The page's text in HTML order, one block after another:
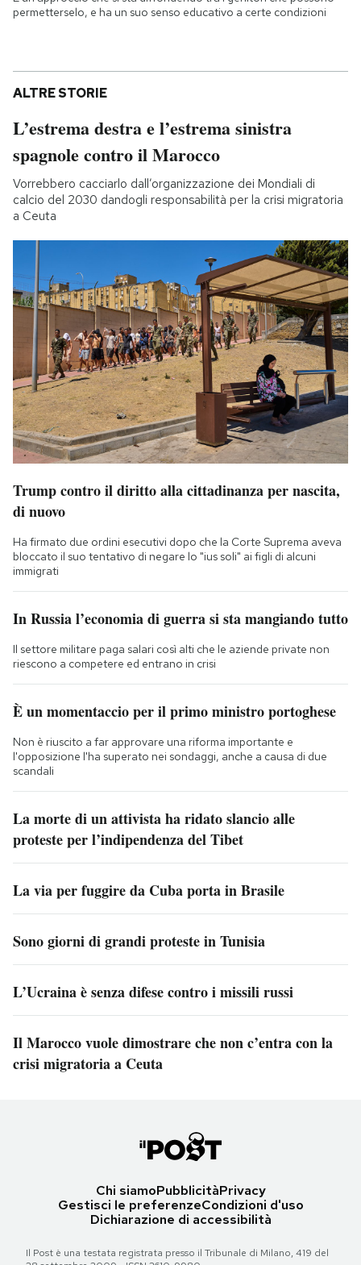
permetterselo, e ha un suo senso educativo a certe condizioni
ALTRE STORIE
L’estrema destra e l’estrema sinistra
spagnole contro il Marocco
Vorrebbero cacciarlo dall’organizzazione dei Mondiali di
calcio del 2030 dandogli responsabilità per la crisi migratoria
a Ceuta
Trump contro il diritto alla cittadinanza per nascita,
di nuovo
Ha firmato due ordini esecutivi dopo che la Corte Suprema aveva
bloccato il suo tentativo di negare lo "ius soli" ai figli di alcuni
immigrati
In Russia l’economia di guerra si sta mangiando tutto
Il settore militare paga salari così alti che le aziende private non
riescono a competere ed entrano in crisi
È un momentaccio per il primo ministro portoghese
Non è riuscito a far approvare una riforma importante e
l'opposizione l'ha superato nei sondaggi, anche a causa di due
scandali
La morte di un attivista ha ridato slancio alle
proteste per l’indipendenza del Tibet
La via per fuggire da Cuba porta in Brasile
Sono giorni di grandi proteste in Tunisia
L’Ucraina è senza difese contro i missili russi
Il Marocco vuole dimostrare che non c’entra con la
crisi migratoria a Ceuta
Chi siamoPubblicitàPrivacy
Gestisci le preferenzeCondizioni d'uso
Dichiarazione di accessibilità
Il Post è una testata registrata presso il Tribunale di Milano, 419 del